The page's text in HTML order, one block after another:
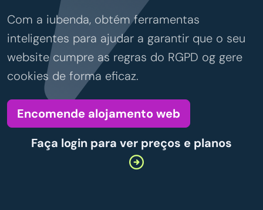
Com a iubenda, obtém ferramentas
inteligentes para ajudar a garantir que o seu
website cumpre as regras do RGPD og gere
cookies de forma eficaz.
Encomende alojamento web
Faça login para ver preços e planos